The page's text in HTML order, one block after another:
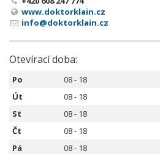
www.doktorklain.cz
info@doktorklain.cz
Otevírací doba:
Po
08 - 18
Út
08 - 18
St
08 - 18
Čt
08 - 18
Pá
08 - 18